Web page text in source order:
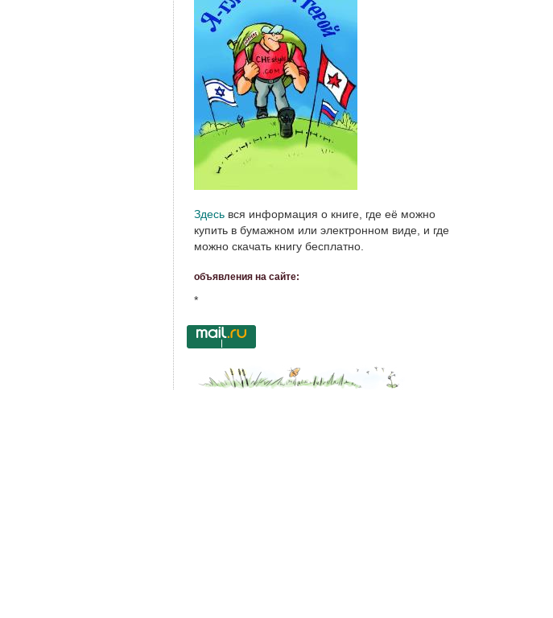
Здесь вся информация о книге, где её можно
купить в бумажном или электронном виде, и где
можно скачать книгу бесплатно.
объявления на сайте:
*